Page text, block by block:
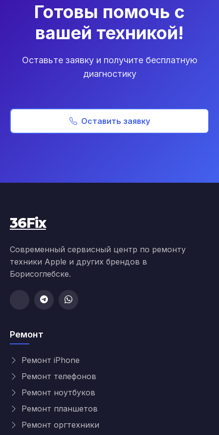
Готовы помочь с
вашей техникой!
Оставьте заявку и получите бесплатную
диагностику
Оставить заявку
36Fix
Современный сервисный центр по ремонту
техники Apple и других брендов в
Борисоглебске.
Ремонт
Ремонт iPhone
Ремонт телефонов
Ремонт ноутбуков
Ремонт планшетов
Ремонт оргтехники